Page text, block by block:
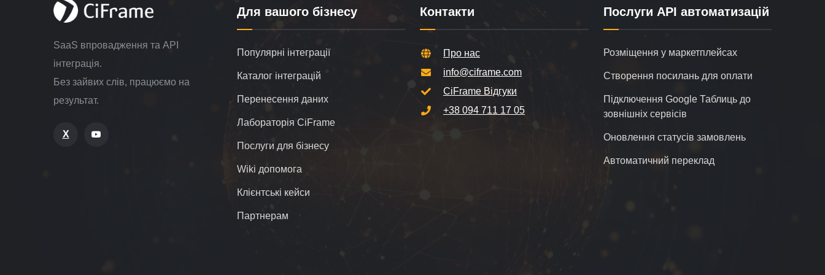
SaaS впровадження та API
інтеграція.
Без зайвих слів, працюємо на
результат.
X
Для вашого бізнесу
Популярні інтеграції
Каталог інтеграцій
Перенесення даних
Лабораторія CiFrame
Послуги для бізнесу
Wiki допомога
Клієнтські кейси
Партнерам
Контакти
Про нас
info@ciframe.com
CiFrame Відгуки
+38 094 711 17 05
Послуги API автоматизацій
Розміщення у маркетплейсах
Створення посилань для оплати
Підключення Google Таблиць до
зовнішніх сервісів
Оновлення статусів замовлень
Автоматичний переклад